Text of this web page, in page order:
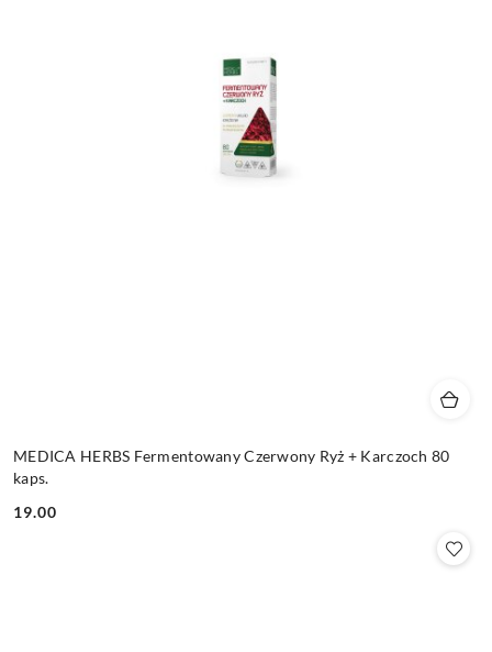
MEDICA HERBS Fermentowany Czerwony Ryż + Karczoch 80
kaps.
Cena:
19.00